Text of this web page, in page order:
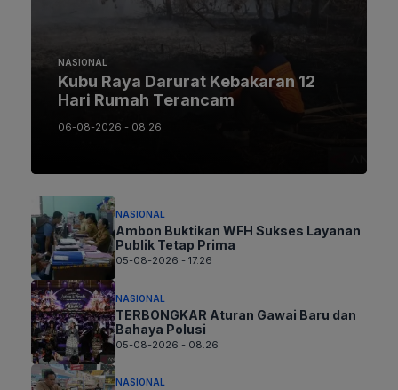
NASIONAL
Kubu Raya Darurat Kebakaran 12
Hari Rumah Terancam
06-08-2026 - 08.26
NASIONAL
Ambon Buktikan WFH Sukses Layanan
Publik Tetap Prima
05-08-2026 - 17.26
NASIONAL
TERBONGKAR Aturan Gawai Baru dan
Bahaya Polusi
05-08-2026 - 08.26
NASIONAL